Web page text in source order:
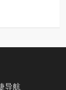
导航